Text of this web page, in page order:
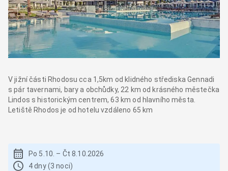
V jižní části Rhodosu cca 1,5km od klidného střediska Gennadi
s pár tavernami, bary a obchůdky, 22 km od krásného městečka
Lindos s historickým centrem, 63 km od hlavního města.
Letiště Rhodos je od hotelu vzdáleno 65 km
Po 5.10. – Čt 8.10.2026
4 dny (3 noci)